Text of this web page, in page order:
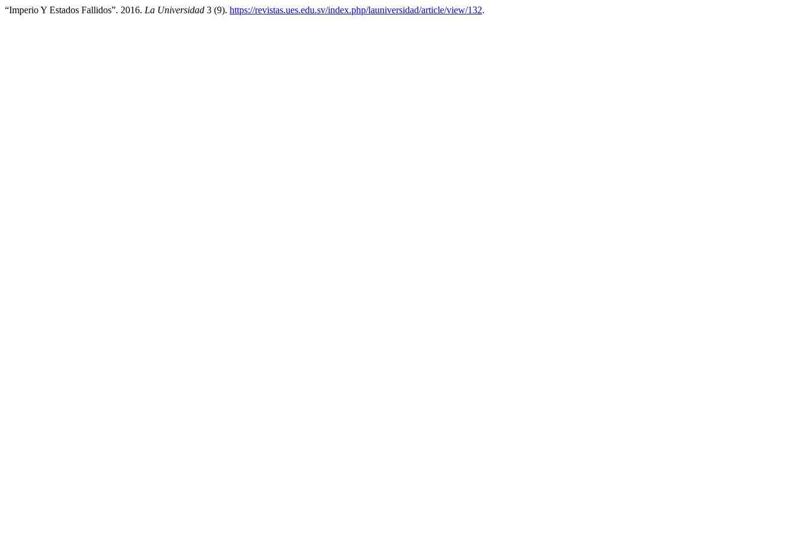
“Imperio Y Estados Fallidos”. 2016. La Universidad 3 (9). https://revistas.ues.edu.sv/index.php/launiversidad/article/view/132.